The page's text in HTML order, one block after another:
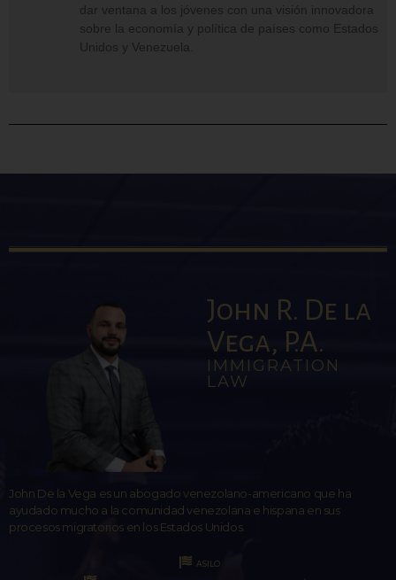
dar ventana a los jóvenes con una visión innovadora
sobre la economía y política de países como Estados
Unidos y Venezuela.
John R. De la
Vega, P.A.
IMMIGRATION
LAW
John De la Vega es un abogado venezolano-americano que ha
ayudado mucho a la comunidad venezolana e hispana en sus
procesos migratorios en los Estados Unidos.
ASILO